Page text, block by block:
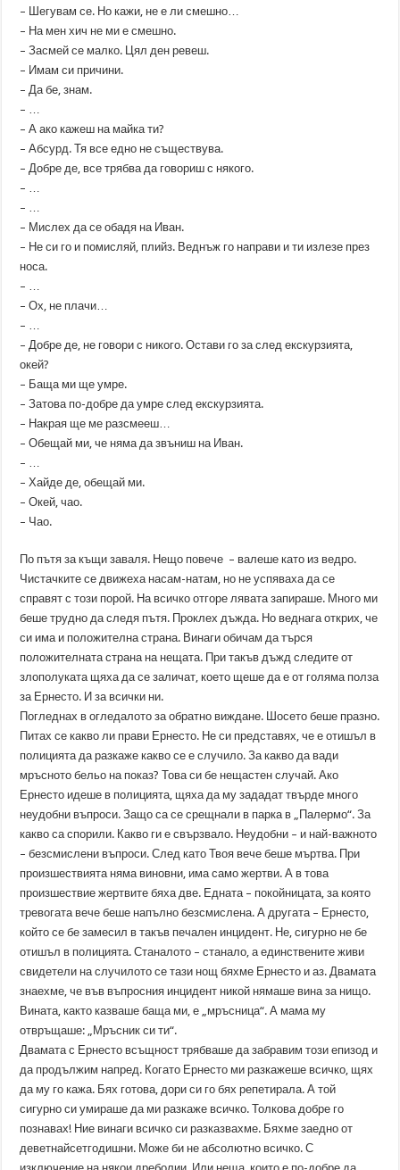
– Шегувам се. Но кажи, не е ли смешно…
– На мен хич не ми е смешно.
– Засмей се малко. Цял ден ревеш.
– Имам си причини.
– Да бе, знам.
– …
– А ако кажеш на майка ти?
– Абсурд. Тя все едно не съществува.
– Добре де, все трябва да говориш с някого.
– …
– …
– Мислех да се обадя на Иван.
– Не си го и помисляй, плийз. Веднъж го направи и ти излезе през
носа.
– …
– Ох, не плачи…
– …
– Добре де, не говори с никого. Остави го за след екскурзията,
окей?
– Баща ми ще умре.
– Затова по-добре да умре след екскурзията.
– Накрая ще ме разсмееш…
– Обещай ми, че няма да звъниш на Иван.
– …
– Хайде де, обещай ми.
– Окей, чао.
– Чао.
По пътя за къщи заваля. Нещо повече – валеше като из ведро.
Чистачките се движеха насам-натам, но не успяваха да се
справят с този порой. На всичко отгоре лявата запираше. Много ми
беше трудно да следя пътя. Проклех дъжда. Но веднага открих, че
си има и положителна страна. Винаги обичам да търся
положителната страна на нещата. При такъв дъжд следите от
злополуката щяха да се заличат, което щеше да е от голяма полза
за Ернесто. И за всички ни.
Погледнах в огледалото за обратно виждане. Шосето беше празно.
Питах се какво ли прави Ернесто. Не си представях, че е отишъл в
полицията да разкаже какво се е случило. За какво да вади
мръсното бельо на показ? Това си бе нещастен случай. Ако
Ернесто идеше в полицията, щяха да му зададат твърде много
неудобни въпроси. Защо са се срещнали в парка в „Палермо“. За
какво са спорили. Какво ги е свързвало. Неудобни – и най-важното
– безсмислени въпроси. След като Твоя вече беше мъртва. При
произшествията няма виновни, има само жертви. А в това
произшествие жертвите бяха две. Едната – покойницата, за която
тревогата вече беше напълно безсмислена. А другата – Ернесто,
който се бе замесил в такъв печален инцидент. Не, сигурно не бе
отишъл в полицията. Станалото – станало, а единствените живи
свидетели на случилото се тази нощ бяхме Ернесто и аз. Двамата
знаехме, че във въпросния инцидент никой нямаше вина за нищо.
Вината, както казваше баща ми, е „мръсница“. А мама му
отвръщаше: „Мръсник си ти“.
Двамата с Ернесто всъщност трябваше да забравим този епизод и
да продължим напред. Когато Ернесто ми разкажеше всичко, щях
да му го кажа. Бях готова, дори си го бях репетирала. А той
сигурно си умираше да ми разкаже всичко. Толкова добре го
познавах! Ние винаги всичко си разказвахме. Бяхме заедно от
деветнайсетгодишни. Може би не абсолютно всичко. С